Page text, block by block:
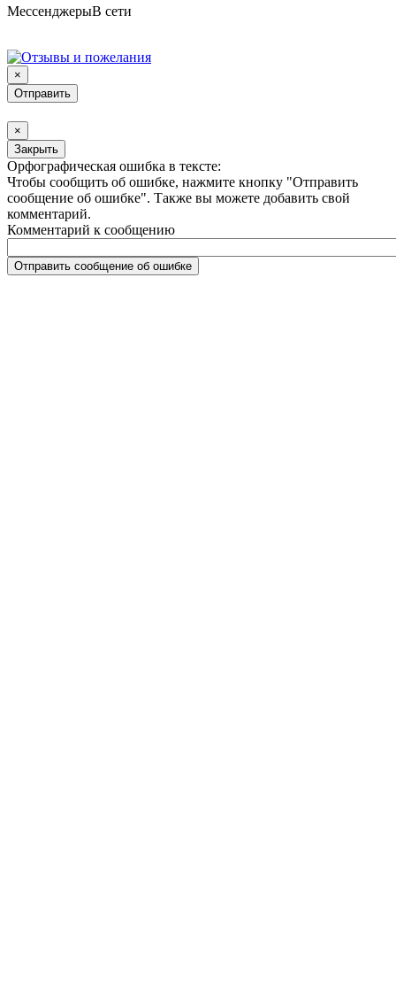
МессенджерыВ сети
×
×
Закрыть
Орфографическая ошибка в тексте:
Чтобы сообщить об ошибке, нажмите кнопку "Отправить
сообщение об ошибке". Также вы можете добавить свой
комментарий.
Комментарий к сообщению
Отправить сообщение об ошибке